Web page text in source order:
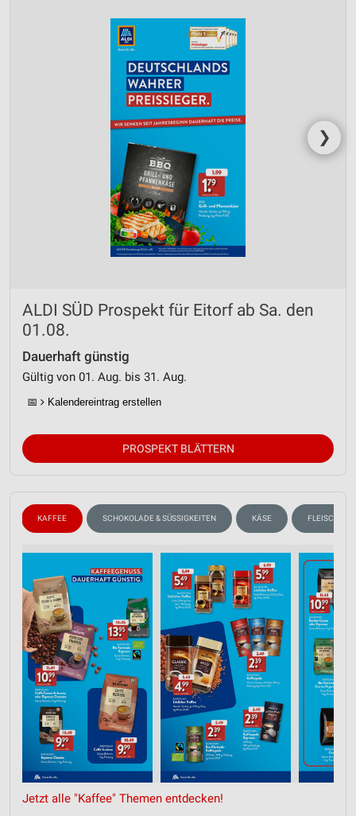
❯
ALDI SÜD Prospekt für Eitorf ab Sa. den
01.08.
Dauerhaft günstig
Gültig von 01. Aug. bis 31. Aug.
📅 Kalendereintrag erstellen
PROSPEKT BLÄTTERN
KAFFEE SCHOKOLADE & SÜSSIGKEITEN KÄSE FLEISCH &
Jetzt alle "Kaffee" Themen entdecken!